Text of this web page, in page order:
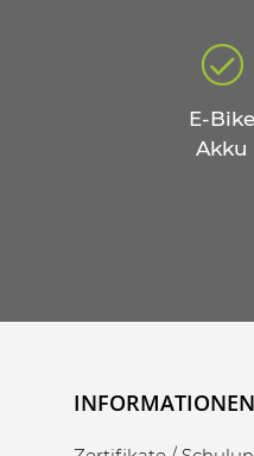
E-Bike
Akku
INFORMATIONEN